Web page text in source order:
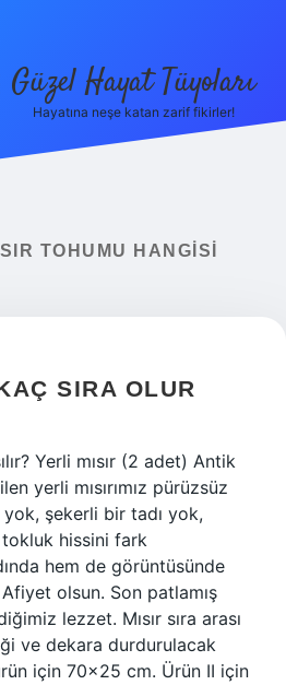
Güzel Hayat Tüyoları
Hayatına neşe katan zarif fikirler!
TOHUMU HANGISI
SIRA OLUR
Yerli mısır (2 adet) Antik
yerli mısırımız pürüzsüz
şekerli bir tadı yok,
hissini fark
hem de görüntüsünde
Afiyet olsun. Son patlamış
lezzet. Mısır sıra arası
ve dekara durdurulacak
için 70×25 cm. Ürün II için